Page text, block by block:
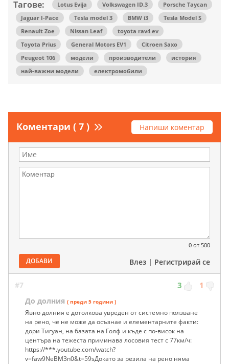
Тагове: Lotus Evija Volkswagen ID.3
Porsche Taycan
Jaguar I-Pace
Tesla model 3 BMW i3
Tesla Model S
Renault Zoe
Nissan Leaf
toyota rav4 ev
Toyota Prius
General Motors EV1
Citroen Saxo
Peugeot 106
модели производители
история
най-важни модели
електромобили
Коментари ( 7 ) Напиши коментар
0 от 500
ДОБАВИ Влез | Регистрирай се
#7 3 1
До долния ( преди 5 години )
Явно долния е дотолкова увреден от системно ползване
на рено, че не може да осъзнае и елементарните факти:
дори Тигуан, на базата на Голф и къде с по-висок на
центъра на тежеста приминава лосовия тест с 77км/ч:
https://***.youtube.com/watch?
v=faw9NeBM3n0&t=59sДокато за резила на рено няма